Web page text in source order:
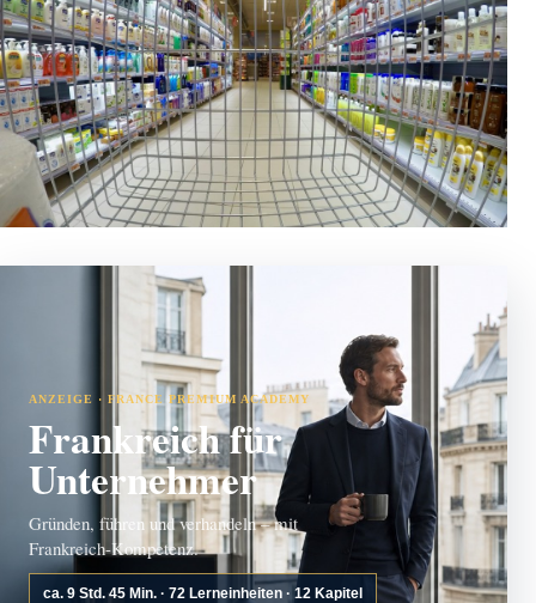
ANZEIGE · FRANCE PREMIUM ACADEMY
Frankreich für
Unternehmer
Gründen, führen und verhandeln – mit
Frankreich-Kompetenz.
ca. 9 Std. 45 Min. · 72 Lerneinheiten · 12 Kapitel